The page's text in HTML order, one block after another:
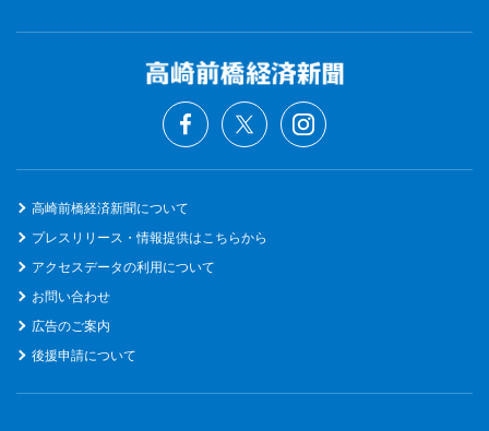
高崎前橋経済新聞について
プレスリリース・情報提供はこちらから
アクセスデータの利用について
お問い合わせ
広告のご案内
後援申請について